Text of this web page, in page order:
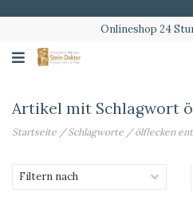
Onlineshop 24
Artikel mit Schlagwort
Startseite /Schlagworte /ölflecken
Filtern nach